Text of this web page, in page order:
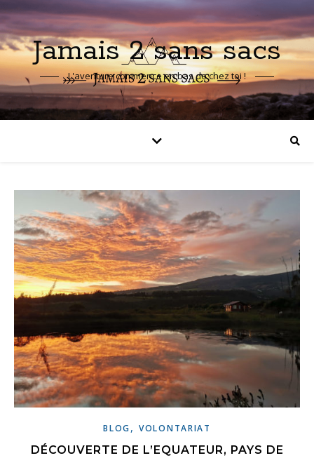
Jamais 2 sans sacs
L'aventure commence en bas de chez toi !
BLOG,VOLONTARIAT
DÉCOUVERTE DE L’EQUATEUR, PAYS DE